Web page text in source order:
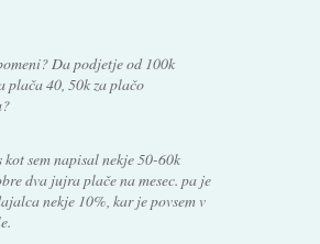
Da podjetje od 100k
plača 40, 50k za plačo
sem napisal nekje 50-60k
dva jujra plače na mesec. pa je
nekje 10%, kar je povsem v